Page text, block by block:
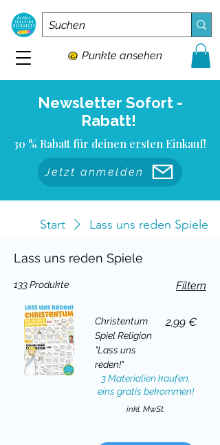
Punkte ansehen
Newsletter Sofort -
Rabatt!
30 % Rabatt für deinen ersten Einkauf!
Jetzt anmelden
Start Lass uns reden Spiele
Lass uns reden Spiele
133 Produkte Filtern
Christentum
Spiel Religion
"Lass uns
reden!"
Preis
2,99 €
3 Materialien kaufen,
eins gratis bekommen!
inkl. MwSt.